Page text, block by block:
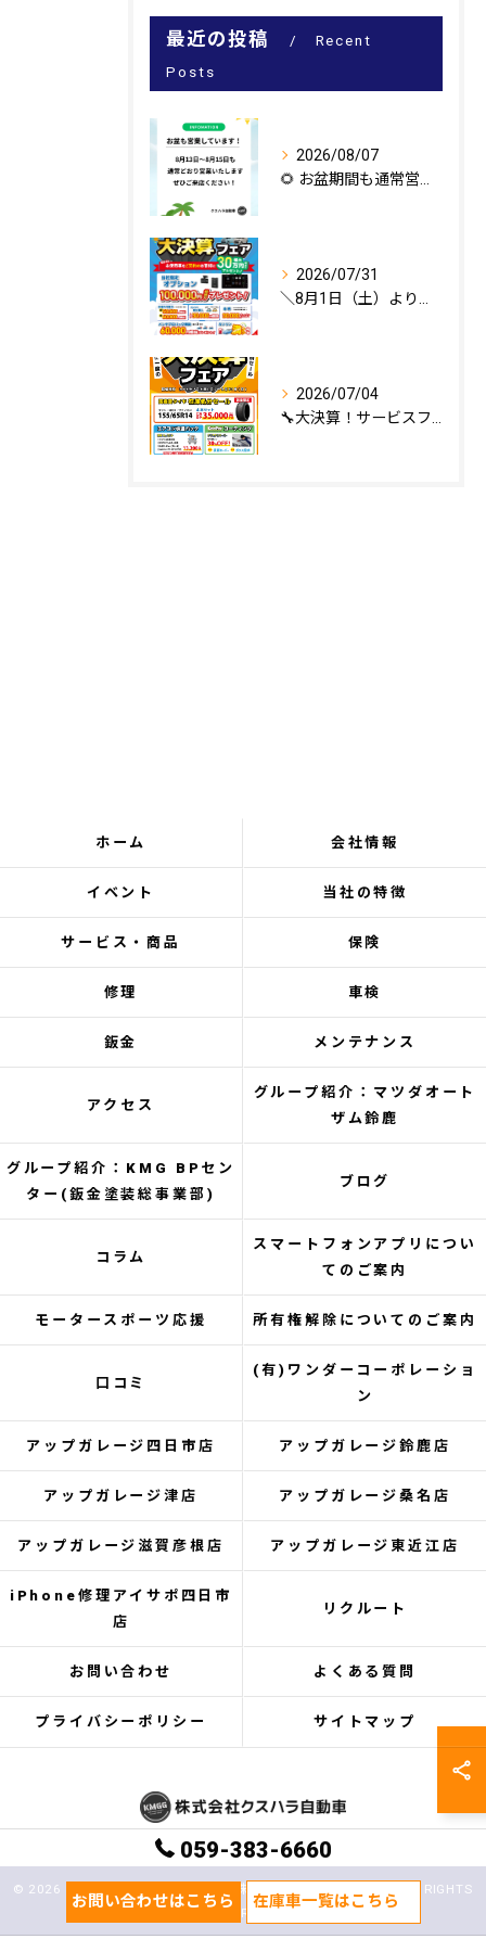
最近の投稿
Recent
Posts
2026/08/07
🌻 お盆期間も通常営業いたします！
2026/07/31
＼8月1日（土）より大決算フェア開催！／
2026/07/04
🔧大決算！サービスフェア開催！🔧
059-383-6660
お問い合わせはこちら 在庫車一覧はこちら
ホーム 会社情報
イベント 当社の特徴
サービス・商品 保険
修理 車検
鈑金 メンテナンス
アクセス
グループ紹介：マツダオート
ザム鈴鹿
グループ紹介：KMG BPセン
ター(鈑金塗装総事業部)
ブログ
コラム
スマートフォンアプリについ
てのご案内
モータースポーツ応援 所有権解除についてのご案内
口コミ
(有)ワンダーコーポレーショ
ン
アップガレージ四日市店 アップガレージ鈴鹿店
アップガレージ津店 アップガレージ桑名店
アップガレージ滋賀彦根店 アップガレージ東近江店
iPhone修理アイサポ四日市
店
リクルート
お問い合わせ よくある質問
プライバシーポリシー サイトマップ
© 2026 三重県鈴鹿市の中古車なら株式会社クスハラ自動車 ALL RIGHTS
RESERVED.